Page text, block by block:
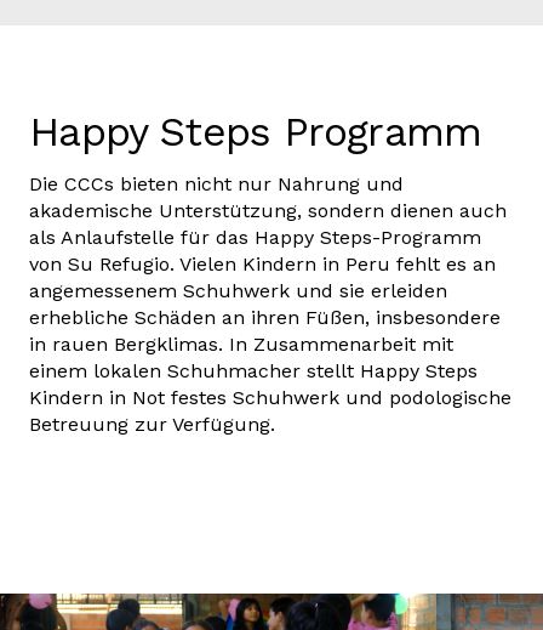
Happy Steps Programm
Die CCCs bieten nicht nur Nahrung und
akademische Unterstützung, sondern dienen auch
als Anlaufstelle für das Happy Steps-Programm
von Su Refugio. Vielen Kindern in Peru fehlt es an
angemessenem Schuhwerk und sie erleiden
erhebliche Schäden an ihren Füßen, insbesondere
in rauen Bergklimas. In Zusammenarbeit mit
einem lokalen Schuhmacher stellt Happy Steps
Kindern in Not festes Schuhwerk und podologische
Betreuung zur Verfügung.